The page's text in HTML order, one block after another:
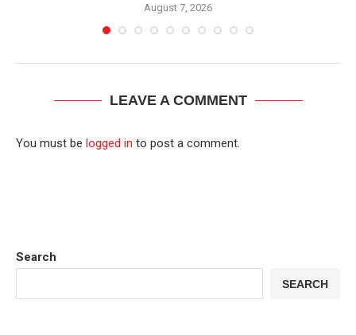
August 7, 2026
LEAVE A COMMENT
You must be logged in to post a comment.
Search
SEARCH